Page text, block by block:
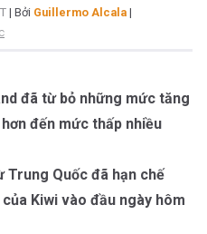
| Bởi Guillermo Alcala |
đã từ bỏ những mức tăng
đến mức thấp nhiều
Trung Quốc đã hạn chế
Kiwi vào đầu ngày hôm